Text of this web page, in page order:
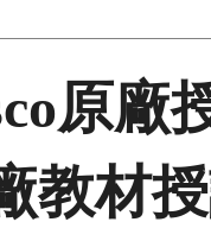
原廠
教材